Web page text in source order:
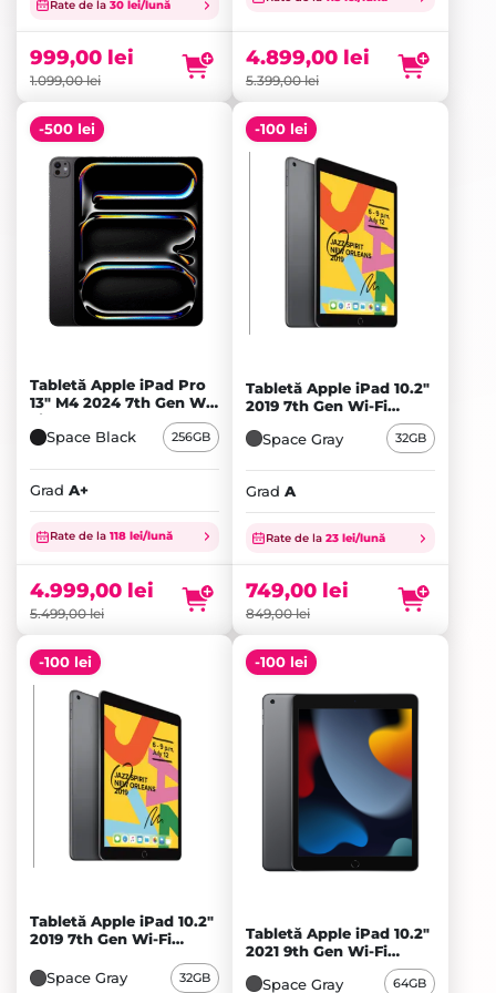
Rate de la 30 lei/lună
1.099,00lei
fost:
1.099,00 lei.
999,00 lei
este:
999,00 lei.
5.399,00lei
fost:
5.399,00 lei.
4.899,00 lei
este:
4.899,00 lei.
-500 lei
Tabletă Apple iPad Pro
13" M4 2024 7th Gen Wi-
Fi 256GB Standard glass,
Space Black - A+
Space Black 256GB
Grad A+
Rate de la 118 lei/lună
5.499,00lei
Prețul
inițial
fost:
5.499,00 lei.
4.999,00 lei
Prețul
este:
4.999,00 lei.
-100 lei
Tabletă Apple iPad 10.2"
2019 7th Gen Wi-Fi
32GB, Space Gray - A
Space Gray
32GB
Grad A
Rate de la 23 lei/lună
849,00lei
Prețul
inițial
fost:
849,00 lei.
749,00 lei
Prețul
este:
749,00 lei.
-100 lei
Tabletă Apple iPad 10.2"
2019 7th Gen Wi-Fi
Space Gray
32GB
-100 lei
Tabletă Apple iPad 10.2"
2021 9th Gen Wi-Fi
64GB, Space Gray - A
Space Gray
64GB